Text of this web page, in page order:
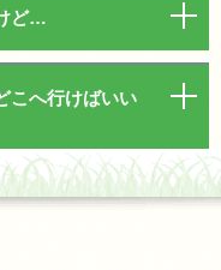
ど…
こへ行けばいい